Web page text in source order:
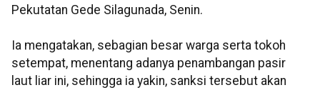
Pekutatan Gede Silagunada, Senin.
Ia mengatakan, sebagian besar warga serta tokoh
setempat, menentang adanya penambangan pasir
laut liar ini, sehingga ia yakin, sanksi tersebut akan